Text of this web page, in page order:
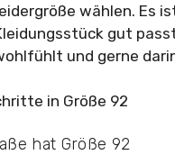
wählen. Es
gut
und gerne
hat Größe 92